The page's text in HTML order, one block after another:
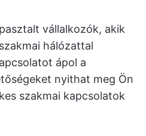
vállalkozók, akik
hálózattal
ápol a
nyithat meg Ön
szakmai kapcsolatok